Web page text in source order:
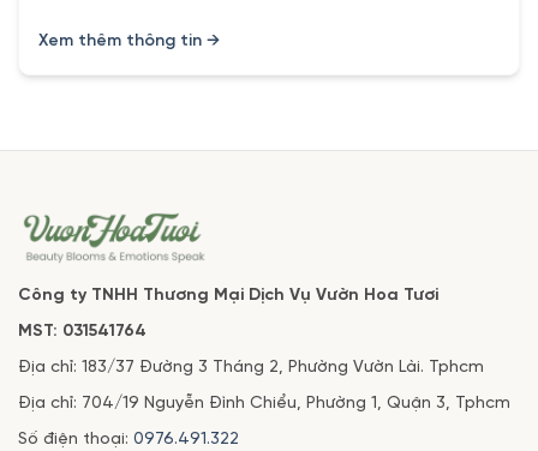
Xem thêm thông tin →
Công ty TNHH Thương Mại Dịch Vụ Vườn Hoa Tươi
MST: 031541764
Địa chỉ: 183/37 Đường 3 Tháng 2, Phường Vườn Lài. Tphcm
Địa chỉ: 704/19 Nguyễn Đình Chiểu, Phường 1, Quận 3, Tphcm
Số điện thoại: 0976.491.322